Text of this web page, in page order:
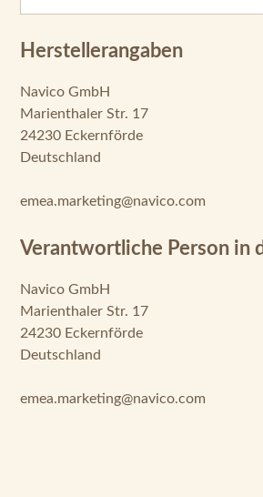
Herstellerangaben
Navico GmbH
Marienthaler Str. 17
24230 Eckernförde
Deutschland
emea.marketing@navico.com
Verantwortliche Person in
Navico GmbH
Marienthaler Str. 17
24230 Eckernförde
Deutschland
emea.marketing@navico.com